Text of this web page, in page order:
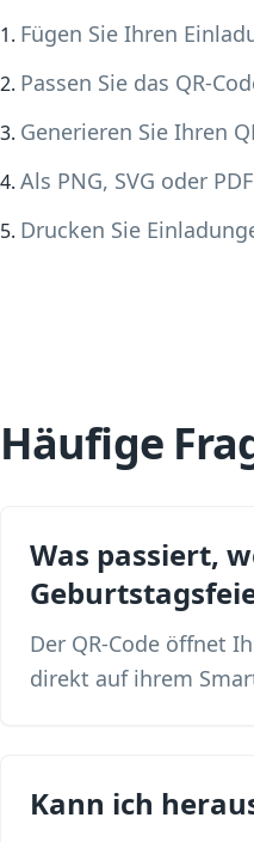
Fügen Sie Ihren
Passen Sie das QR-
Generieren Sie Ihren
Als PNG, SVG oder
Drucken Sie
Häufige
Was passiert,
Der QR-Code öffnet
direkt auf ihrem
Kann ich